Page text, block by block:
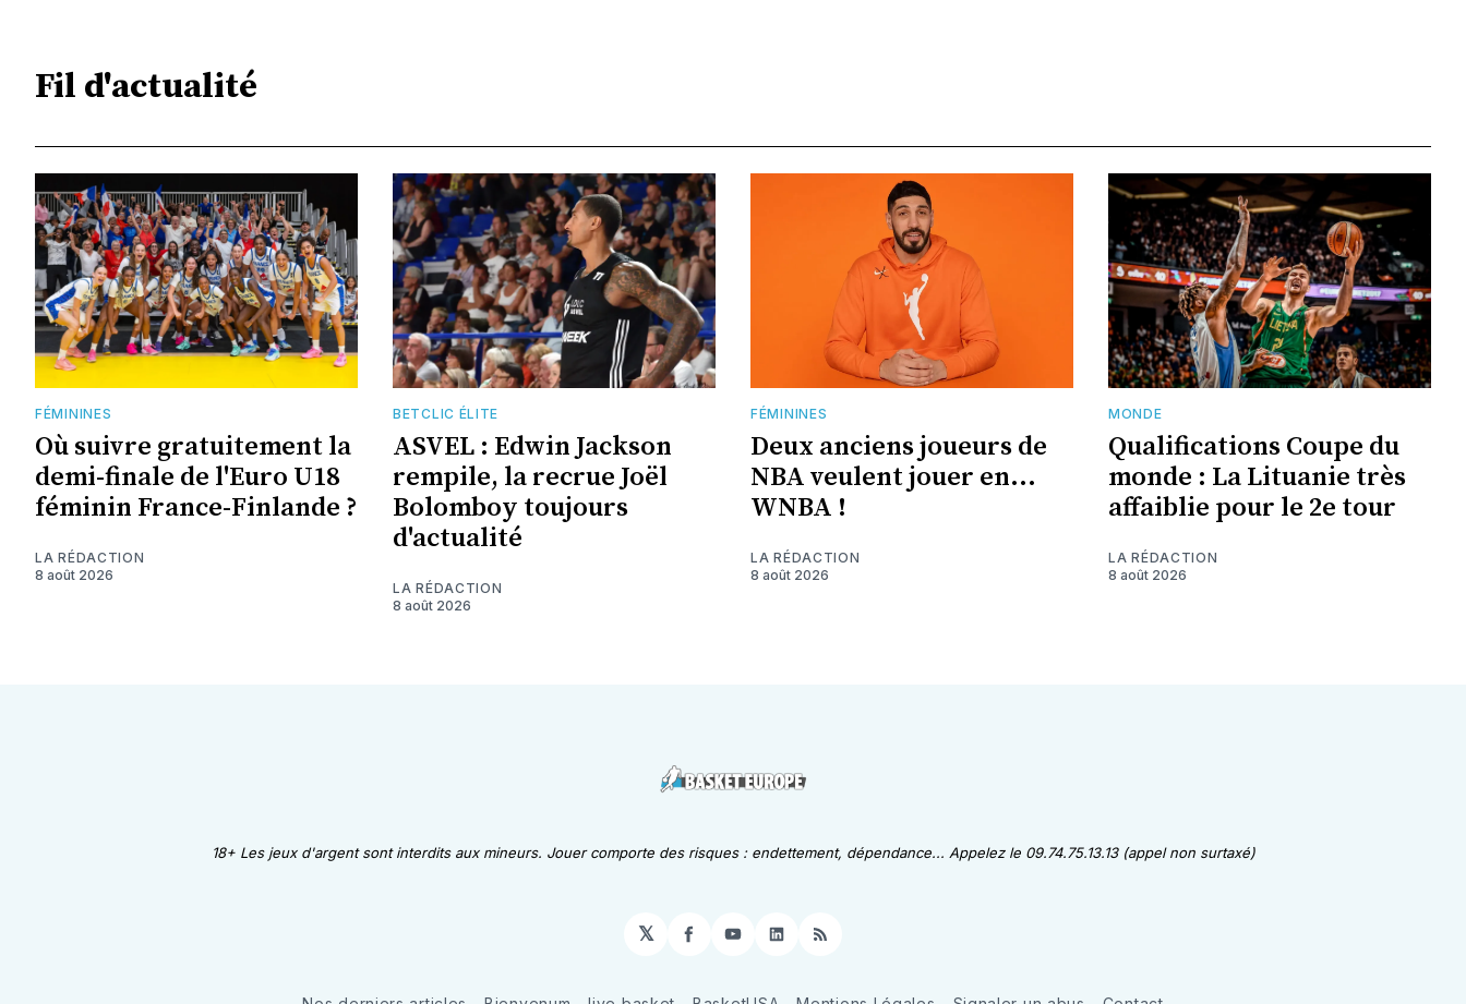
Fil d'actualité
FÉMININES
Où suivre gratuitement la
demi-finale de l'Euro U18
féminin France-Finlande ?
LA RÉDACTION
8 août 2026
BETCLIC ÉLITE
ASVEL : Edwin Jackson
rempile, la recrue Joël
Bolomboy toujours
d'actualité
LA RÉDACTION
8 août 2026
FÉMININES
Deux anciens joueurs de
NBA veulent jouer en...
WNBA !
LA RÉDACTION
8 août 2026
MONDE
Qualifications Coupe du
monde : La Lituanie très
affaiblie pour le 2e tour
LA RÉDACTION
8 août 2026
18+ Les jeux d'argent sont interdits aux mineurs. Jouer comporte des risques : endettement, dépendance... Appelez le 09.74.75.13.13 (appel non surtaxé)
𝕏 Facebook
YouTube
LinkedIn
RSS